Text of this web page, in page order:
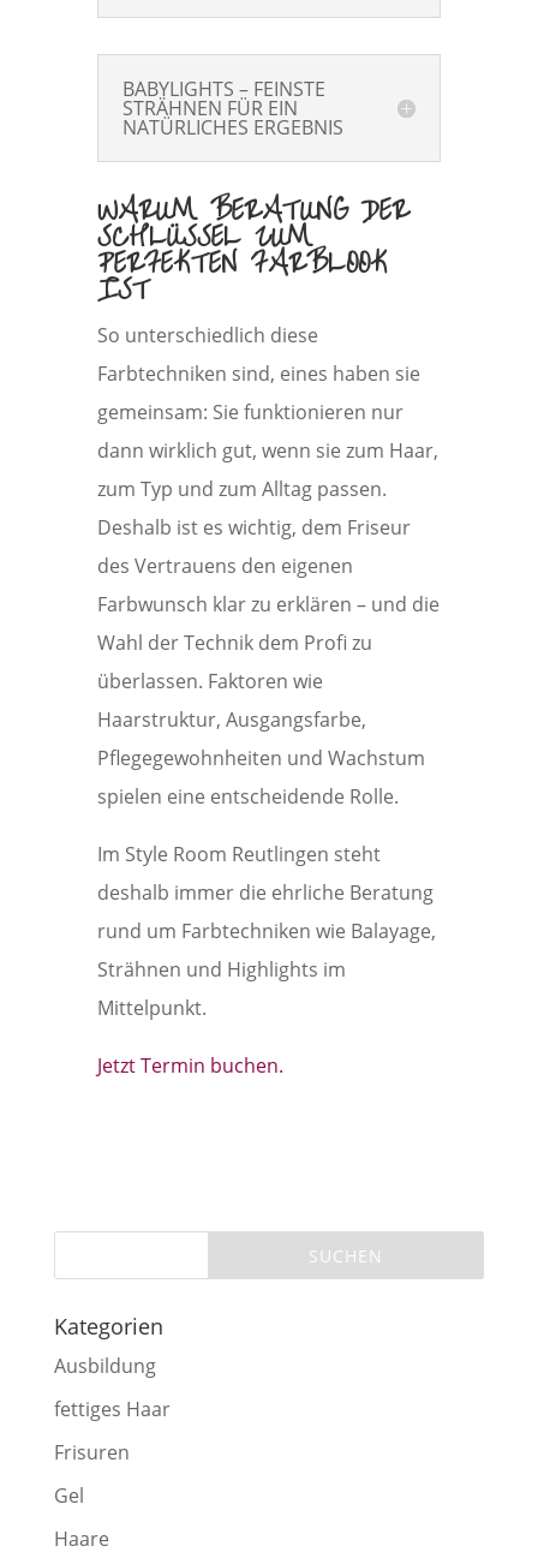
BABYLIGHTS – FEINSTE
STRÄHNEN FÜR EIN
NATÜRLICHES ERGEBNIS
WARUM BERATUNG DER
SCHLÜSSEL ZUM
PERFEKTEN FARBLOOK
IST
So unterschiedlich diese
Farbtechniken sind, eines haben sie
gemeinsam: Sie funktionieren nur
dann wirklich gut, wenn sie zum Haar,
zum Typ und zum Alltag passen.
Deshalb ist es wichtig, dem Friseur
des Vertrauens den eigenen
Farbwunsch klar zu erklären – und die
Wahl der Technik dem Profi zu
überlassen. Faktoren wie
Haarstruktur, Ausgangsfarbe,
Pflegegewohnheiten und Wachstum
spielen eine entscheidende Rolle.
Im Style Room Reutlingen steht
deshalb immer die ehrliche Beratung
rund um Farbtechniken wie Balayage,
Strähnen und Highlights im
Mittelpunkt.
Jetzt Termin buchen.
Kategorien
Ausbildung
fettiges Haar
Frisuren
Gel
Haare